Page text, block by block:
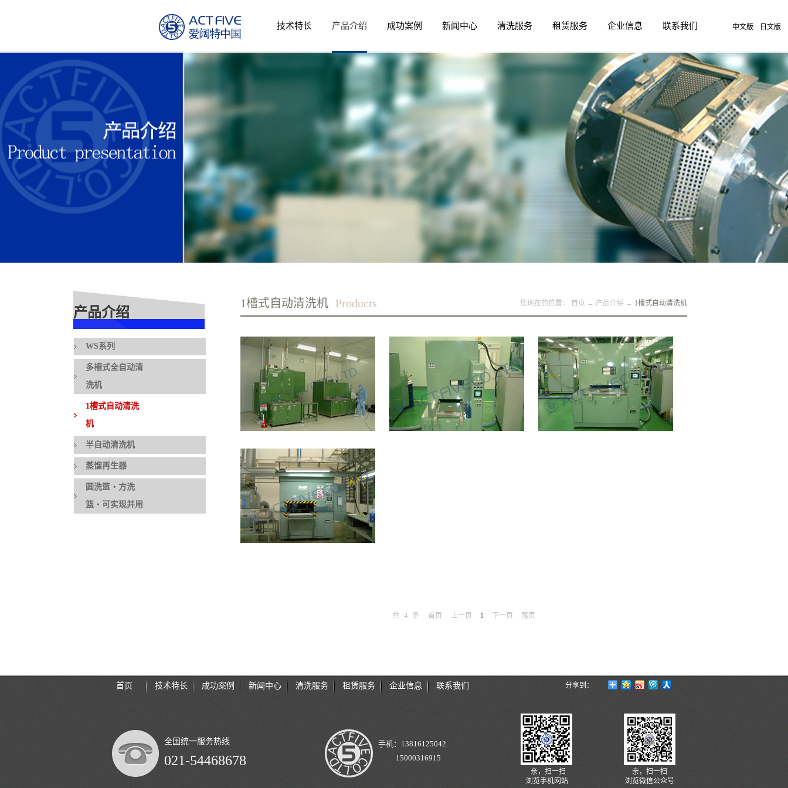
中文版 日文版
技术特长 产品介绍 成功案例 新闻中心 清洗服务 租赁服务 企业信息 联系我们
产品介绍
WS系列
多槽式全自动清
洗机
1槽式自动清洗
机
半自动清洗机
蒸馏再生器
圆洗篮・方洗
篮・可实现并用
Products
1槽式自动清洗机 您现在的位置： 首页 → 产品介绍 → 1槽式自动清洗机
共 4 条 首页 上一页 1 下一页 尾页
技术特长 成功案例 新闻中心 清洗服务 租赁服务 企业信息 联系我们
全国统一服务热线
021-54468678
手机：13816125042
15000316915
亲，扫一扫
浏览手机网站
亲，扫一扫
浏览微信公众号
分享到：
首页